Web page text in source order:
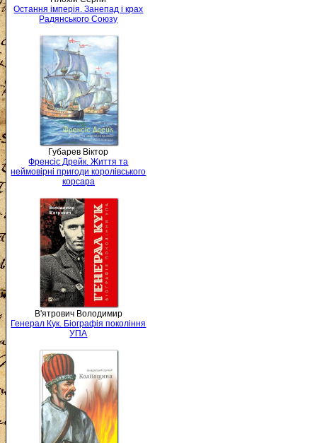
Остання імперія. Занепад і крах
Радянського Союзу
Губарев Віктор
Френсіс Дрейк. Життя та
неймовірні пригоди королівського
корсара
В'ятрович Володимир
Генерал Кук. Біографія покоління
УПА